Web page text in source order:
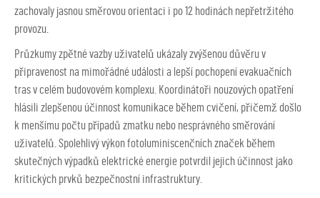
zachovaly jasnou směrovou orientaci i po 12 hodinách nepřetržitého
provozu.
Průzkumy zpětné vazby uživatelů ukázaly zvýšenou důvěru v
připravenost na mimořádné události a lepší pochopení evakuačních
tras v celém budovovém komplexu. Koordinátoři nouzových opatření
hlásili zlepšenou účinnost komunikace během cvičení, přičemž došlo
k menšímu počtu případů zmatku nebo nesprávného směrování
uživatelů. Spolehlivý výkon fotoluminiscenčních značek během
skutečných výpadků elektrické energie potvrdil jejich účinnost jako
kritických prvků bezpečnostní infrastruktury.